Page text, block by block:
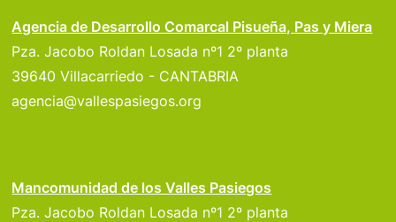
Agencia de Desarrollo Comarcal Pisueña, Pas y Miera
Pza. Jacobo Roldan Losada nº1 2º planta
39640 Villacarriedo - CANTABRIA
agencia@vallespasiegos.org
Mancomunidad de los Valles Pasiegos
Pza. Jacobo Roldan Losada nº1 2º planta